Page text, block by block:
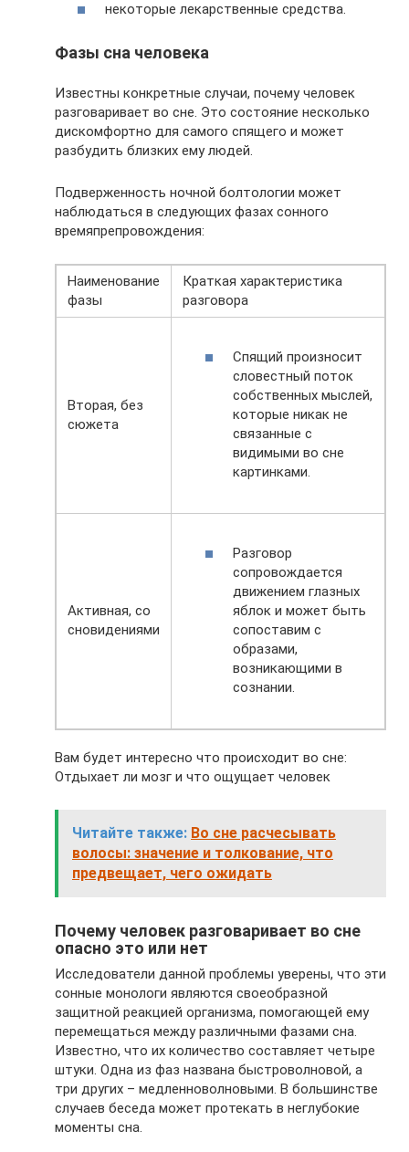
некоторые лекарственные средства.
Фазы сна человека
Известны конкретные случаи, почему человек
разговаривает во сне. Это состояние несколько
дискомфортно для самого спящего и может
разбудить близких ему людей.
Подверженность ночной болтологии может
наблюдаться в следующих фазах сонного
времяпрепровождения:
Наименование
фазы
Краткая характеристика
разговора
Вторая, без
сюжета
Спящий произносит
словестный поток
собственных мыслей,
которые никак не
связанные с
видимыми во сне
картинками.
Активная, со
сновидениями
Разговор
сопровождается
движением глазных
яблок и может быть
сопоставим с
образами,
возникающими в
сознании.
Вам будет интересно что происходит во сне:
Отдыхает ли мозг и что ощущает человек
Читайте также: Во сне расчесывать
волосы: значение и толкование, что
предвещает, чего ожидать
Почему человек разговаривает во сне
опасно это или нет
Исследователи данной проблемы уверены, что эти
сонные монологи являются своеобразной
защитной реакцией организма, помогающей ему
перемещаться между различными фазами сна.
Известно, что их количество составляет четыре
штуки. Одна из фаз названа быстроволновой, а
три других – медленноволновыми. В большинстве
случаев беседа может протекать в неглубокие
моменты сна.